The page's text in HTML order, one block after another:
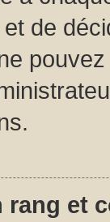
de
rang et